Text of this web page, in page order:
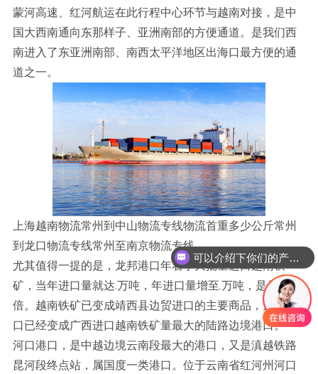
蒙河高速、红河航运在此行程中心环节与越南对接，是中
国大西南通向东那样子、亚洲南部的方便通道。是我们西
南进入了东亚洲南部、南西太平洋地区出海口最方便的通
道之一。
上海越南物流常州到中山物流专线物流首重多少公斤常州
到龙口物流专线常州至南京物流专线
尤其值得一提的是，龙邦港口年着手大批量进口越南铁
矿，当年进口量就达.万吨，年进口量增至.万吨，是年的.
倍。越南铁矿已变成靖西县边贸进口的主要商品，龙邦港
口已经变成广西进口越南铁矿量最大的陆路边境港口。
河口港口，是中越边境云南段最大的港口，又是滇越铁路
昆河段终点站，属国度一类港口。位于云南省红河州河口
可以介绍下你们的产品么？